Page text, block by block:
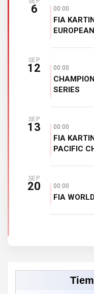
6 00:00
FIA
SEP
12 00:00
SERIES
SEP
13 00:00
FIA
PACIFIC
SEP
20 00:00
FIA